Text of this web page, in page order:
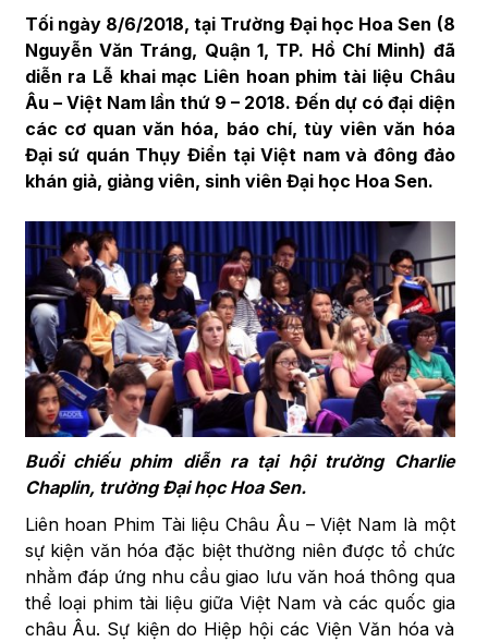
Tối ngày 8/6/2018, tại Trường Đại học Hoa Sen (8
Nguyễn Văn Tráng, Quận 1, TP. Hồ Chí Minh) đã
diễn ra Lễ khai mạc Liên hoan phim tài liệu Châu
Âu – Việt Nam lần thứ 9 – 2018. Đến dự có đại diện
các cơ quan văn hóa, báo chí, tùy viên văn hóa
Đại sứ quán Thụy Điển tại Việt nam và đông đảo
khán giả, giảng viên, sinh viên Đại học Hoa Sen.
Buổi chiếu phim diễn ra tại hội trường Charlie
Chaplin, trường Đại học Hoa Sen.​
Liên hoan Phim Tài liệu Châu Âu – Việt Nam là một
sự kiện văn hóa đặc biệt thường niên được tổ chức
nhằm đáp ứng nhu cầu giao lưu văn hoá thông qua
thể loại phim tài liệu giữa Việt Nam và các quốc gia
châu Âu. Sự kiện do Hiệp hội các Viện Văn hóa và